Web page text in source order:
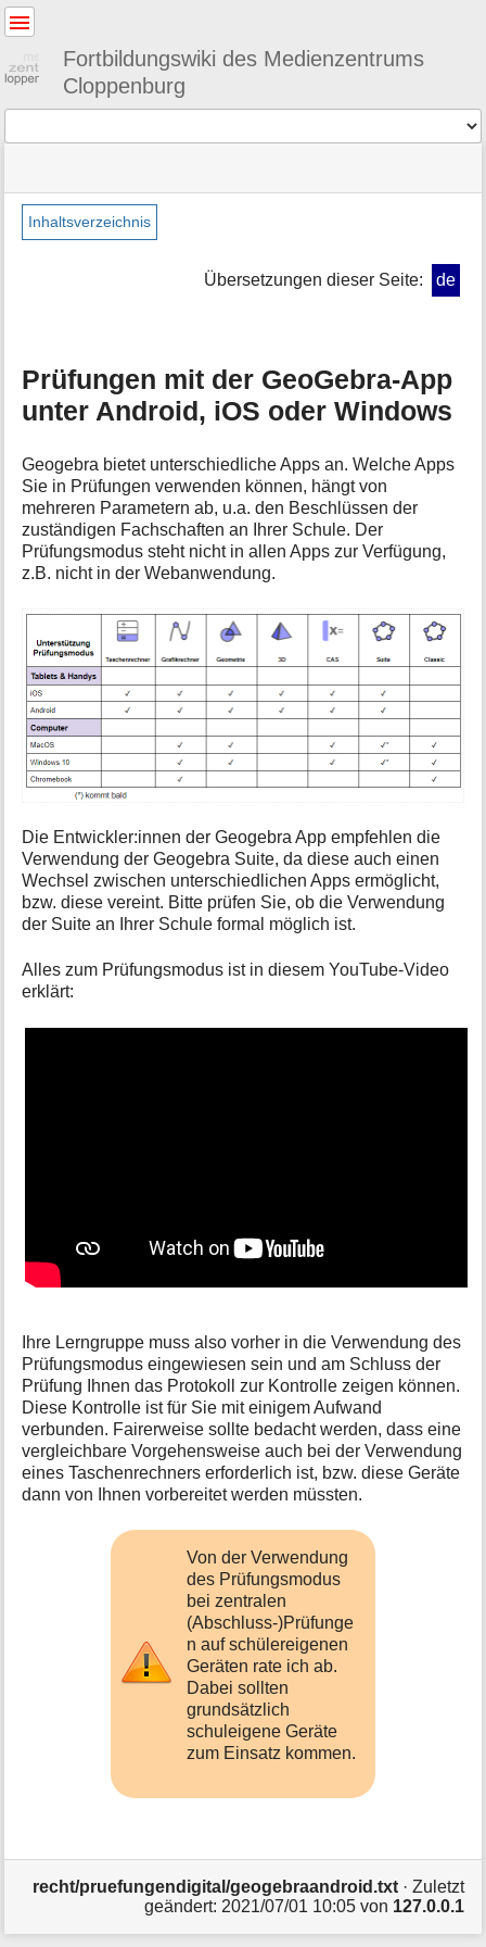
Fortbildungswiki des Medienzentrums
Cloppenburg
befinden
sich
hier:
»
recht
»
Seiten-
Werkzeuge
r
a
t
i
o
n
e
n
S
e
e
Inhaltsverzeichnis
Übersetzungen dieser Seite: de
Prüfungen mit der GeoGebra-App
unter Android, iOS oder Windows
Geogebra bietet unterschiedliche Apps an. Welche Apps
Sie in Prüfungen verwenden können, hängt von
mehreren Parametern ab, u.a. den Beschlüssen der
zuständigen Fachschaften an Ihrer Schule. Der
Prüfungsmodus steht nicht in allen Apps zur Verfügung,
z.B. nicht in der Webanwendung.
Die Entwickler:innen der Geogebra App empfehlen die
Verwendung der Geogebra Suite, da diese auch einen
Wechsel zwischen unterschiedlichen Apps ermöglicht,
bzw. diese vereint. Bitte prüfen Sie, ob die Verwendung
der Suite an Ihrer Schule formal möglich ist.
Alles zum Prüfungsmodus ist in diesem YouTube-Video
erklärt:
Ihre Lerngruppe muss also vorher in die Verwendung des
Prüfungsmodus eingewiesen sein und am Schluss der
Prüfung Ihnen das Protokoll zur Kontrolle zeigen können.
Diese Kontrolle ist für Sie mit einigem Aufwand
verbunden. Fairerweise sollte bedacht werden, dass eine
vergleichbare Vorgehensweise auch bei der Verwendung
eines Taschenrechners erforderlich ist, bzw. diese Geräte
dann von Ihnen vorbereitet werden müssten.
Von der Verwendung
des Prüfungsmodus
bei zentralen
(Abschluss-)Prüfunge
n auf schülereigenen
Geräten rate ich ab.
Dabei sollten
grundsätzlich
schuleigene Geräte
zum Einsatz kommen.
recht/pruefungendigital/geogebraandroid.txt· Zuletzt
geändert: 2021/07/01 10:05von 127.0.0.1